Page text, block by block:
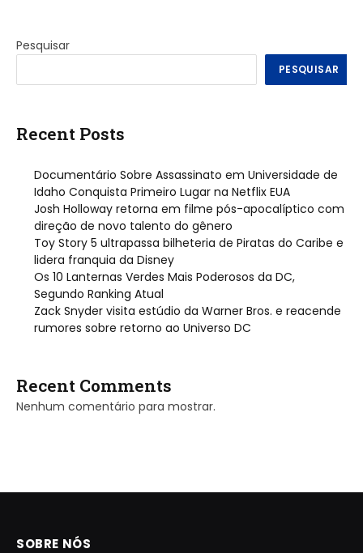
Pesquisar
PESQUISAR
Recent Posts
Documentário Sobre Assassinato em Universidade de
Idaho Conquista Primeiro Lugar na Netflix EUA
Josh Holloway retorna em filme pós-apocalíptico com
direção de novo talento do gênero
Toy Story 5 ultrapassa bilheteria de Piratas do Caribe e
lidera franquia da Disney
Os 10 Lanternas Verdes Mais Poderosos da DC,
Segundo Ranking Atual
Zack Snyder visita estúdio da Warner Bros. e reacende
rumores sobre retorno ao Universo DC
Recent Comments
Nenhum comentário para mostrar.
SOBRE NÓS